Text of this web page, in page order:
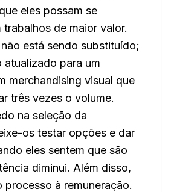
eles possam se
trabalhos de maior valor.
está sendo substituído;
atualizado para um
merchandising visual que
três vezes o volume.
na seleção da
os testar opções e dar
eles sentem que são
diminui. Além disso,
processo à remuneração.